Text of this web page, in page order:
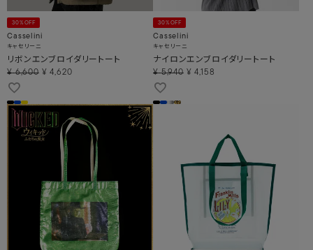
30%OFF
Casselini
キャセリーニ
リボンエンブロイダリートート
¥ 6,600 ¥ 4,620
30%OFF
Casselini
キャセリーニ
ナイロンエンブロイダリートート
¥ 5,940 ¥ 4,158